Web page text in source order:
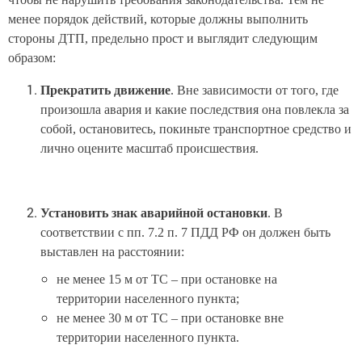
менее порядок действий, которые должны выполнить
стороны ДТП, предельно прост и выглядит следующим
образом:
Прекратить движение. Вне зависимости от того, где
произошла авария и какие последствия она повлекла за
собой, остановитесь, покиньте транспортное средство и
лично оцените масштаб происшествия.
Установить знак аварийной остановки. В
соответствии с пп. 7.2 п. 7 ПДД РФ он должен быть
выставлен на расстоянии:
не менее 15 м от ТС – при остановке на
территории населенного пункта;
не менее 30 м от ТС – при остановке вне
территории населенного пункта.